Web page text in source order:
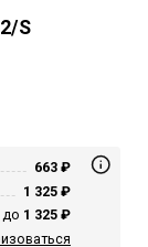
S
663 ₽
1 325 ₽
до 1 325 ₽